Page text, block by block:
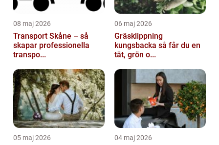
08 maj 2026
Transport Skåne – så
skapar professionella
transpo...
06 maj 2026
Gräsklippning
kungsbacka så får du en
tät, grön o...
05 maj 2026 04 maj 2026